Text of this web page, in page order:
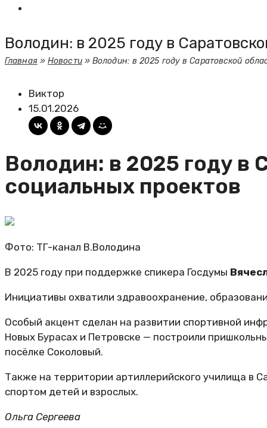
Володин: в 2025 году в
Главная»Новости»Володин: в 2025 году в Саратовской
Виктор
15.01.2026
Володин: в 2025 году в
социальных проектов
Фото: ТГ-канал В.Володина
В 2025 году при поддержке спикера Госдумы
Инициативы охватили здравоохранение,
Особый акцент сделан на развитии спортивной
Новых Бурасах и Петровске — построили
посёлке Соколовый.
Также на территории артиллерийского училища в
спортом детей и взрослых.
Ольга Сергеева